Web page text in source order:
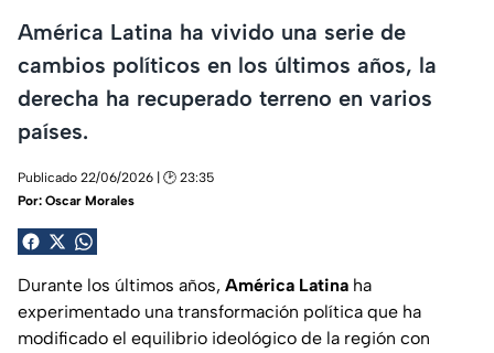
América Latina ha vivido una serie de
cambios políticos en los últimos años, la
derecha ha recuperado terreno en varios
países.
Publicado 22/06/2026 | 🕑 23:35
Por: Oscar Morales
Durante los últimos años, América Latina ha
experimentado una transformación política que ha
modificado el equilibrio ideológico de la región con